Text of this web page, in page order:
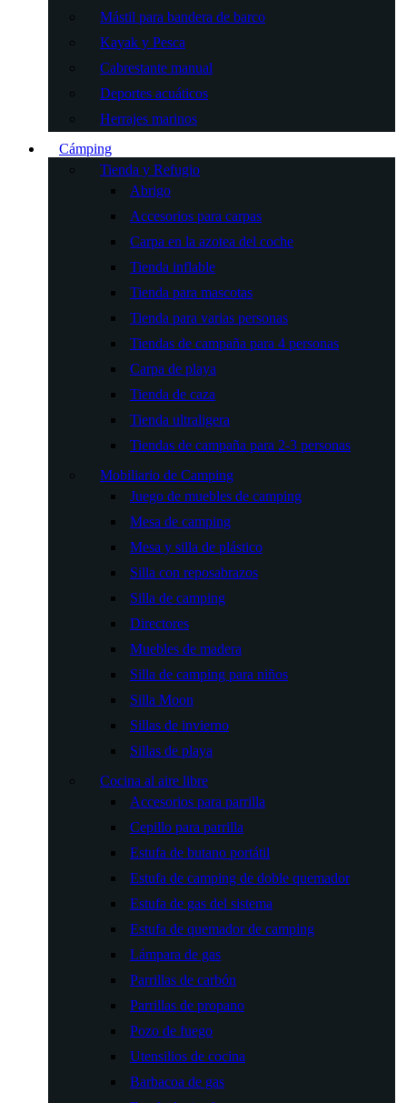
Mástil para bandera de barco
Kayak y Pesca
Cabrestante manual
Deportes acuáticos
Herrajes marinos
Cámping
Tienda y Refugio
Abrigo
Accesorios para carpas
Carpa en la azotea del coche
Tienda inflable
Tienda para mascotas
Tienda para varias personas
Tiendas de campaña para 4 personas
Carpa de playa
Tienda de caza
Tienda ultraligera
Tiendas de campaña para 2-3 personas
Mobiliario de Camping
Juego de muebles de camping
Mesa de camping
Mesa y silla de plástico
Silla con reposabrazos
Silla de camping
Directores
Muebles de madera
Silla de camping para niños
Silla Moon
Sillas de invierno
Sillas de playa
Cocina al aire libre
Accesorios para parrilla
Cepillo para parrilla
Estufa de butano portátil
Estufa de camping de doble quemador
Estufa de gas del sistema
Estufa de quemador de camping
Lámpara de gas
Parrillas de carbón
Parrillas de propano
Pozo de fuego
Utensilios de cocina
Barbacoa de gas